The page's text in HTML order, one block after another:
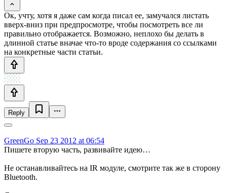
Ок, учту, хотя я даже сам когда писал ее, замучался листать
вверх-вниз при предпросмотре, чтобы посмотреть все ли
правильно отображается. Возможно, неплохо бы делать в
длинной статье вначае что-то вроде содержания со ссылками
на конкретные части статьи.
Reply
GreenGo Sep 23 2012 at 06:54
Пишете вторую часть, развивайте идею…
Не останавливайтесь на IR модуле, смотрите так же в сторону
Bluetooth.